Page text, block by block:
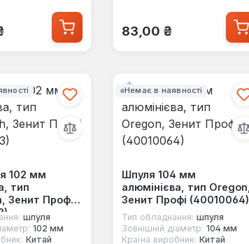
Звичайна ціна:
83,00 ₴
102 мм
тип
Зенит Профі
шпуля
102 мм
Китай
Немає в наявності
Шпуля 104 мм
алюмінієва, тип Oregon,
Зенит Профі (40010064)
Тип обладнання: шпуля
Зовнішній діаметр: 104 мм
Країна виробник: Китай